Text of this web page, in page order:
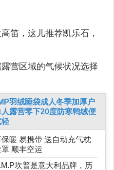
笛，这儿推荐凯乐石，
营区域的气候状况选择
羽绒睡袋成人冬季加厚户
露营零下20度防寒鸭绒便
轻
保暖 易携带 送自动充气枕
罩 顺丰空运
坎普是意大利品牌，历